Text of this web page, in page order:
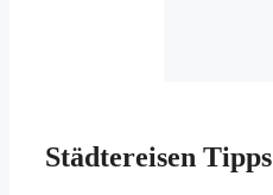
Städtereisen Tipps